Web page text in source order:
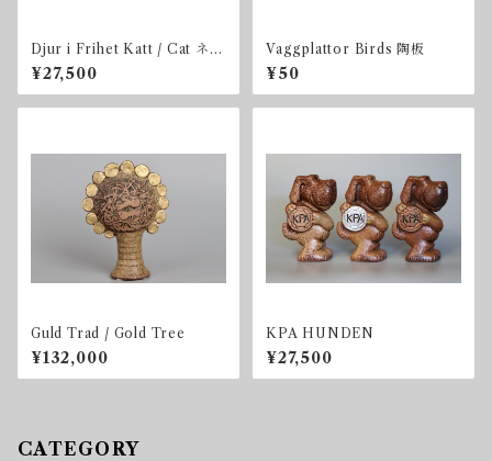
Djur i Frihet Katt / Cat ネコ
BOX付き
¥27,500
Vaggplattor Birds 陶板
¥50
Guld Trad / Gold Tree
¥132,000
KPA HUNDEN
¥27,500
CATEGORY